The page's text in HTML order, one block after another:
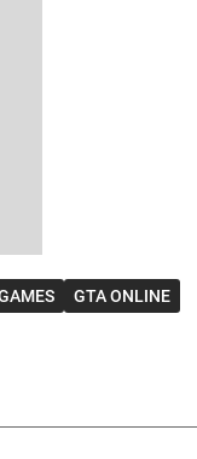
GTA ONLINE